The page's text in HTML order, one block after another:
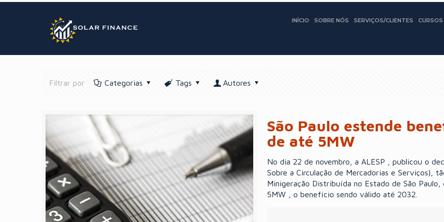
INÍCIO SOBRE NÓS SERVIÇOS/CLIENTES CURSOS
Filtrar por Categorias Tags Autores
São Paulo estende
de até 5MW
No dia 22 de novembro, a ALESP , publicou o
Sobre a Circulação de Mercadorias e Serviços),
Minigeração Distribuída no Estado de São
5MW , o benefício sendo válido até 2032.